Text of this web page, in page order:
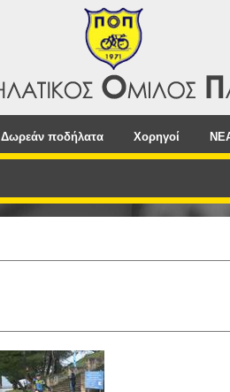
Δωρεάν ποδήλατα Χορηγοί